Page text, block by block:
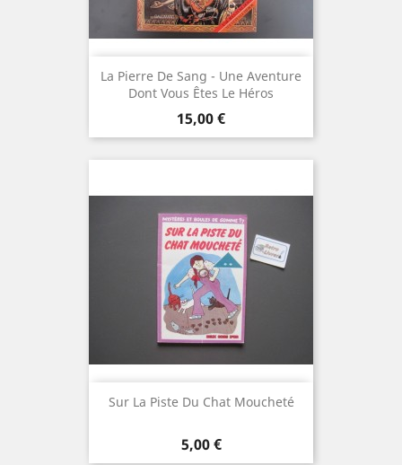
La Pierre De Sang - Une Aventure
Dont Vous Êtes Le Héros
Prix
15,00 €
Sur La Piste Du Chat Moucheté
Prix
5,00 €